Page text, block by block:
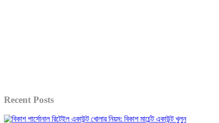
Recent Posts